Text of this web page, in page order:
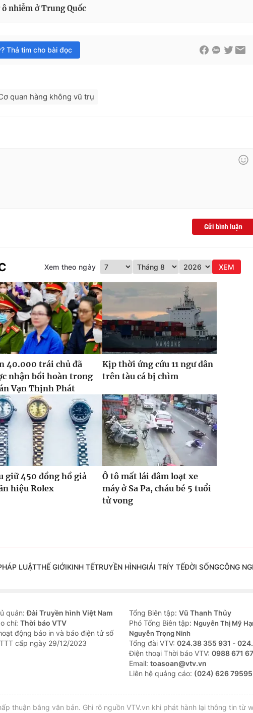
nhiễm ở Trung Quốc
Thả tim cho bài đọc
quan hàng không vũ trụ
Gửi bình luận
Xem theo ngày XEM
40.000 trái chủ đã
nhận bồi hoàn trong
Vạn Thịnh Phát
Kịp thời ứng cứu 11 ngư dân
trên tàu cá bị chìm
giữ 450 đồng hồ giả
hiệu Rolex
Ô tô mất lái đâm loạt xe
máy ở Sa Pa, cháu bé 5 tuổi
tử vong
LUẬTTHẾ GIỚIKINH TẾTRUYỀN HÌNHGIẢI TRÍY TẾĐỜI SỐNGCÔNG
quản:Đài Truyền hình Việt Nam
chí: Thời báo VTV
động báo in và báo điện tử số
cấp ngày 29/12/2023
Tổng Biên tập: Vũ Thanh Thủy
Phó Tổng Biên tập: Nguyễn Thị Mỹ
Nguyễn Trọng Ninh
Tổng đài VTV: 024.38 355 931 -
Ðiện thoại Thời báo VTV: 0988 671
Email: toasoan@vtv.vn
Liên hệ quảng cáo: (024) 626 79595
thuận bằng văn bản. Ghi rõ nguồn VTV.vn khi phát hành lại thông tin từ